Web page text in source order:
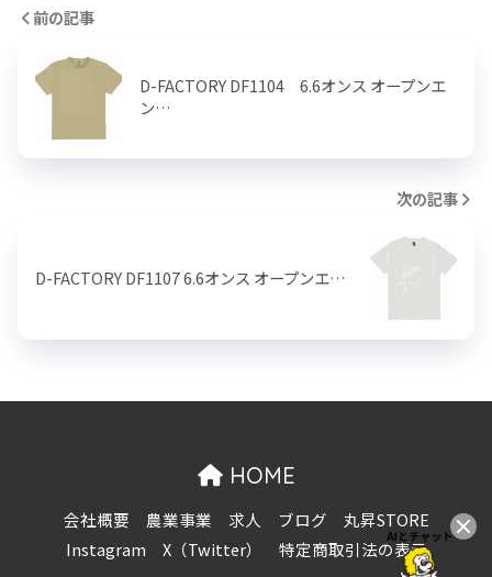
前の記事
D-FACTORY DF1104 6.6オンス オープンエ
ン…
次の記事
D-FACTORY DF1107 6.6オンス オープンエ…
HOME
会社概要 農業事業 求人 ブログ
丸昇STORE
Instagram
X（Twitter）
特定商取引法の表示